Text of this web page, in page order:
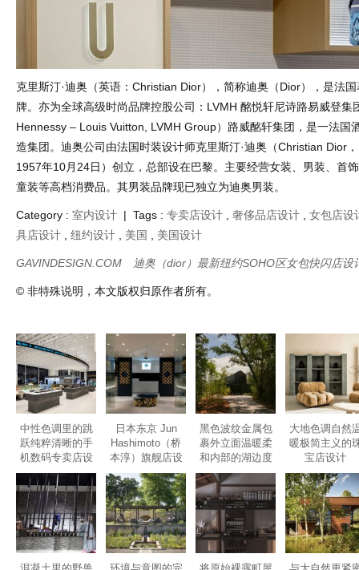
克里斯汀·迪奥（英语：Christian Dior），简称迪奥（Dior），是法
牌。亦为全球高级时尚品牌控股公司：LVMH 酩悦轩尼诗路易威登集
Hennessy – Louis Vuitton, LVMH Group）路威酩轩集团，是一法国
造集团。迪奥公司由法国时装设计师克里斯汀·迪奥（Christian Dior
1957年10月24日）创立，总部设在巴黎。主要经营女装、男装、首
童装等高档消费品。其男装品牌现已独立为迪奥男装。
Category : 室内设计 | Tags : 专卖店设计 奢侈品店设计
女包店设
具店设计
纽约设计 美国 美国设计
GAVINDESIGN.COM 迪奥（dior）最新纽约SOHO区女包快闪店设
© 非特殊说明，本文版权归原作者所有。
中性色调里的跳
跃纯粹清晰的手
机数码专卖店设
计
日本东京 Jun
Hashimoto（桥
本淳）旗舰店设
计
黑色波纹金属包
裹外立面温暖柔
和内部的湖边度
假屋设计
大地色调自然
暖极简主义的
宝店设计